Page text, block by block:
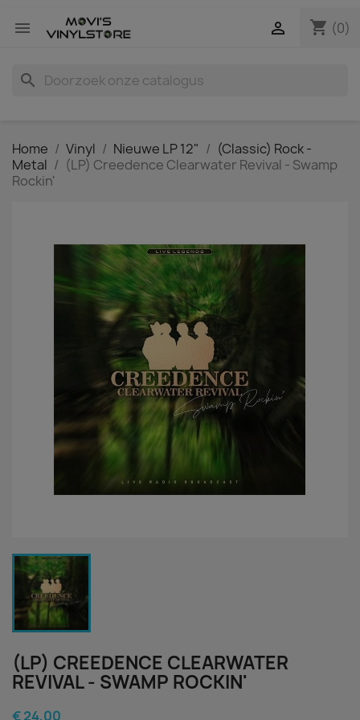
 shopping_cart (0)

search
Home Vinyl Nieuwe LP 12"
(Classic) Rock -
Metal
(LP) Creedence Clearwater Revival - Swamp
Rockin'
(LP) CREEDENCE CLEARWATER
REVIVAL - SWAMP ROCKIN'
€ 24,00